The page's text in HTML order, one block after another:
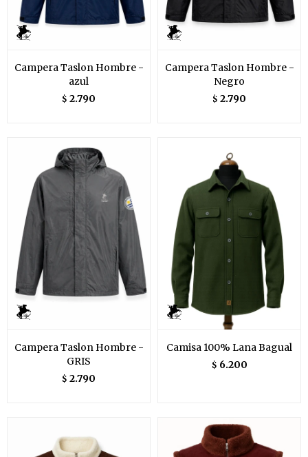
Campera Taslon Hombre -
azul
$ 2.790
Campera Taslon Hombre -
Negro
$ 2.790
Campera Taslon Hombre -
GRIS
$ 2.790
Camisa 100% Lana Bagual
$ 6.200